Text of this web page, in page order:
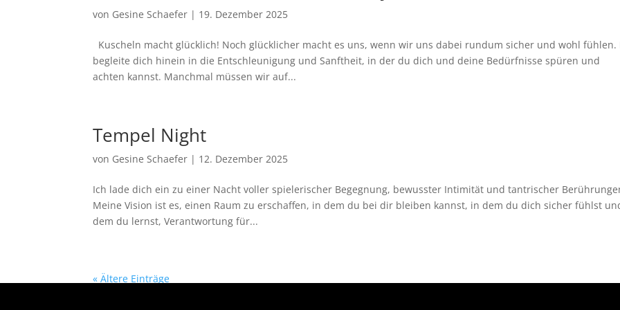
von Gesine Schaefer | 19. Dezember 2025
Kuscheln macht glücklich! Noch glücklicher macht es uns, wenn wir uns dabei rundum sicher und wohl fühlen.
begleite dich hinein in die Entschleunigung und Sanftheit, in der du dich und deine Bedürfnisse spüren und
achten kannst. Manchmal müssen wir auf...
Tempel Night
von Gesine Schaefer | 12. Dezember 2025
Ich lade dich ein zu einer Nacht voller spielerischer Begegnung, bewusster Intimität und tantrischer
Meine Vision ist es, einen Raum zu erschaffen, in dem du bei dir bleiben kannst, in dem du dich sicher fühlst
dem du lernst, Verantwortung für...
« Ältere Einträge